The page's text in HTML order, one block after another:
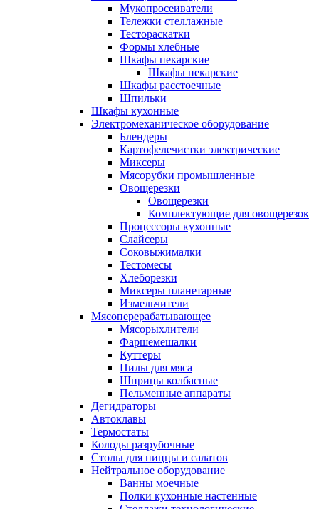
Мукопросеиватели
Тележки стеллажные
Тестораскатки
Формы хлебные
Шкафы пекарские
Шкафы пекарские
Шкафы расстоечные
Шпильки
Шкафы кухонные
Электромеханическое оборудование
Блендеры
Картофелечистки электрические
Миксеры
Мясорубки промышленные
Овощерезки
Овощерезки
Комплектующие для овощерезок
Процессоры кухонные
Слайсеры
Соковыжималки
Тестомесы
Хлеборезки
Миксеры планетарные
Измельчители
Мясоперерабатывающее
Мясорыхлители
Фаршемешалки
Куттеры
Пилы для мяса
Шприцы колбасные
Пельменные аппараты
Дегидраторы
Автоклавы
Термостаты
Колоды разрубочные
Столы для пиццы и салатов
Нейтральное оборудование
Ванны моечные
Полки кухонные настенные